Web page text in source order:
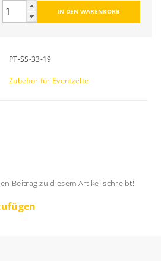
PT-SS-33-19
Zubehör für Eventzelte
Beitrag zu diesem Artikel schreibt!